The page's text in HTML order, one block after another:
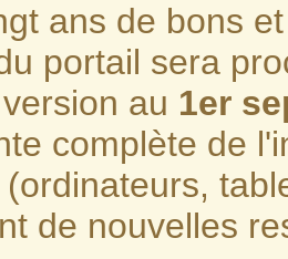
ans de bons
portail sera
au 1er
complète de
de nouvelles